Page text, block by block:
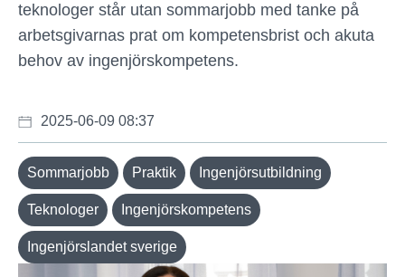
teknologer står utan sommarjobb med tanke på
arbetsgivarnas prat om kompetensbrist och akuta
behov av ingenjörskompetens.
2025-06-09 08:37
Sommarjobb Praktik Ingenjörsutbildning
Teknologer Ingenjörskompetens
Ingenjörslandet sverige